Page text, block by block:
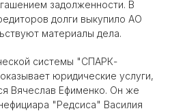
задолженности. В
долги выкупило АО
материалы дела.
системы "СПАРК-
юридические услуги,
Вячеслав Ефименко. Он же
"Редсиса" Василия